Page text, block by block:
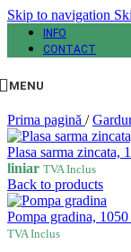
Skip to navigation
INFO
CONTACT
MENU
Prima pagină /
Plasa sarma
liniar TVA Inclus
Back to products
Pompa gradina,
TVA Inclus